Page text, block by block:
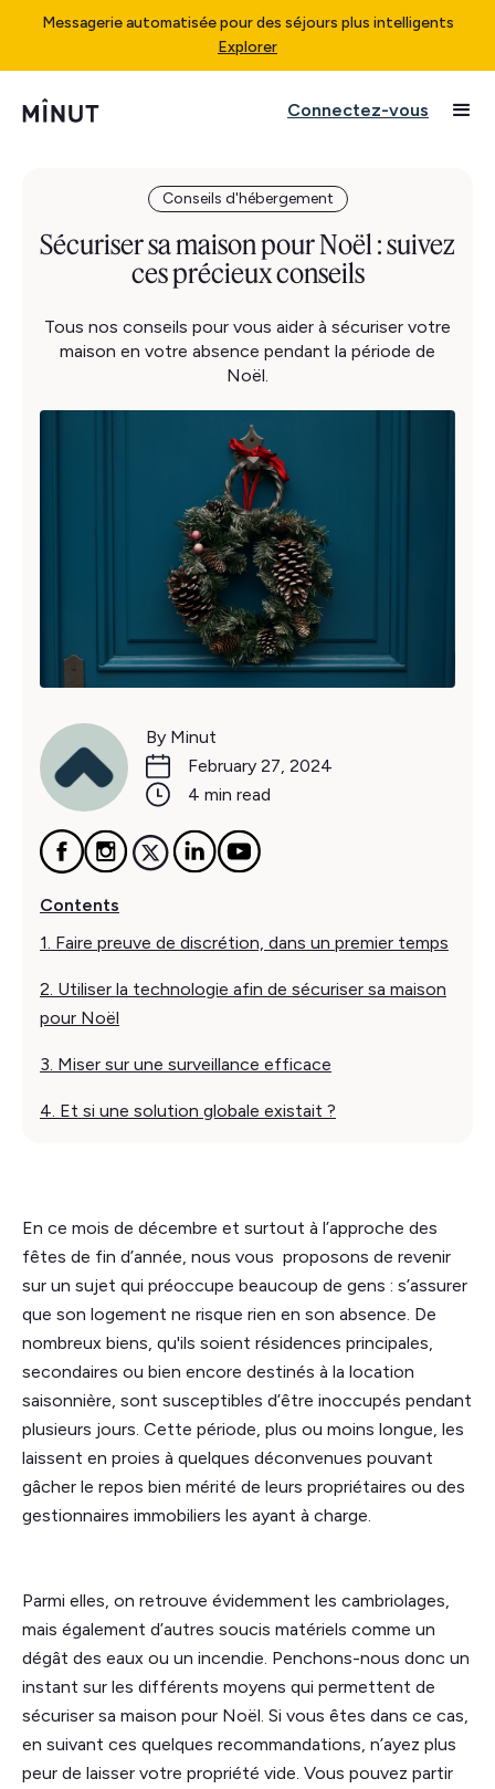
Messagerie automatisée pour des séjours plus intelligents
Explorer
Connectez-vous
Conseils d'hébergement
Sécuriser sa maison pour Noël : suivez
ces précieux conseils
Tous nos conseils pour vous aider à sécuriser votre
maison en votre absence pendant la période de
Noël.
By Minut
February 27, 2024
4 min read
Contents
1. Faire preuve de discrétion, dans un premier temps
2. Utiliser la technologie afin de sécuriser sa maison
pour Noël
3. Miser sur une surveillance efficace
4. Et si une solution globale existait ?
En ce mois de décembre et surtout à l’approche des
fêtes de fin d’année, nous vous proposons de revenir
sur un sujet qui préoccupe beaucoup de gens : s’assurer
que son logement ne risque rien en son absence. De
nombreux biens, qu'ils soient résidences principales,
secondaires ou bien encore destinés à la location
saisonnière, sont susceptibles d’être inoccupés pendant
plusieurs jours. Cette période, plus ou moins longue, les
laissent en proies à quelques déconvenues pouvant
gâcher le repos bien mérité de leurs propriétaires ou des
gestionnaires immobiliers les ayant à charge.
Parmi elles, on retrouve évidemment les cambriolages,
mais également d’autres soucis matériels comme un
dégât des eaux ou un incendie. Penchons-nous donc un
instant sur les différents moyens qui permettent de
sécuriser sa maison pour Noël. Si vous êtes dans ce cas,
en suivant ces quelques recommandations, n’ayez plus
peur de laisser votre propriété vide. Vous pouvez partir